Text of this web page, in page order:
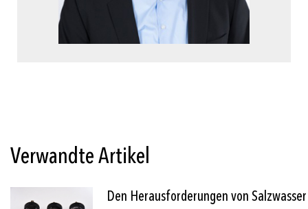
Verwandte Artikel
Den Herausforderungen von